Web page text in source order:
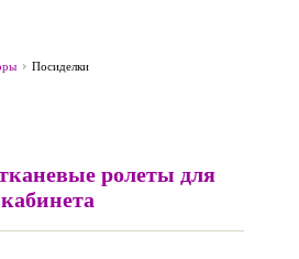
Посиделки
ролеты для